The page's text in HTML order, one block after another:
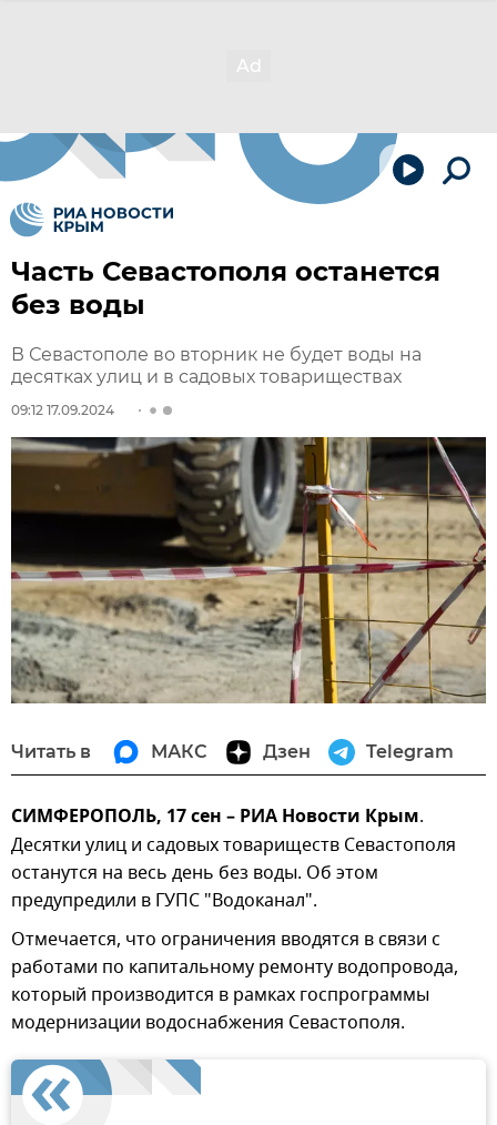
Часть Севастополя останется
без воды
В Севастополе во вторник не будет воды на
десятках улиц и в садовых товариществах
09:12 17.09.2024
Читать в МАКС Дзен Telegram
СИМФЕРОПОЛЬ, 17 сен – РИА Новости Крым.
Десятки улиц и садовых товариществ Севастополя
останутся на весь день без воды. Об этом
предупредили в ГУПС "Водоканал".
Отмечается, что ограничения вводятся в связи с
работами по капитальному ремонту водопровода,
который производится в рамках госпрограммы
модернизации водоснабжения Севастополя.